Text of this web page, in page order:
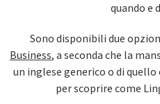
quando e
Sono disponibili due
Business, a seconda che la
un inglese generico o di
per scoprire come